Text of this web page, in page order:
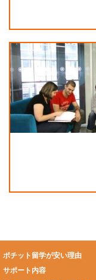
ポチット留学が安い理由
サポート内容